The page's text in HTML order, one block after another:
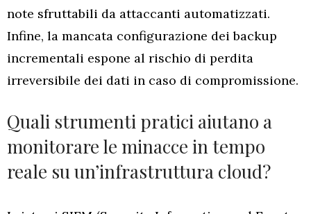
note sfruttabili da attaccanti automatizzati.
Infine, la mancata configurazione dei backup
incrementali espone al rischio di perdita
irreversibile dei dati in caso di compromissione.
Quali strumenti pratici aiutano a
monitorare le minacce in tempo
reale su un’infrastruttura cloud?